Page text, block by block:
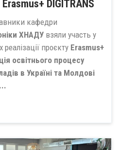
Erasmus+ DIGITRANS
кафедри
ХНАДУ взяли участь у
проєкту Erasmus+
освітнього процесу
в Україні та Молдові